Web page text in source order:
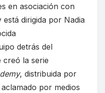
en asociación con
dirigida por Nadia
detrás del
creó la serie
, distribuida por
por medios